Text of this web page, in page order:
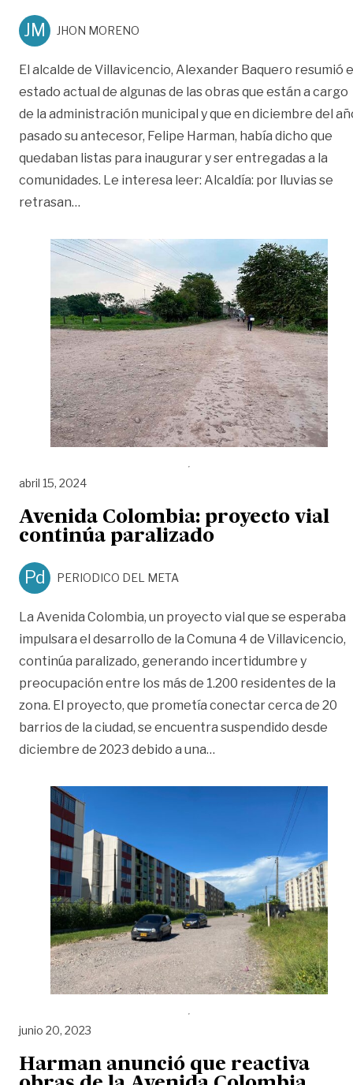
JM JHON MORENO
El alcalde de Villavicencio, Alexander Baquero resumió
estado actual de algunas de las obras que están a cargo
de la administración municipal y que en diciembre del
pasado su antecesor, Felipe Harman, había dicho que
quedaban listas para inaugurar y ser entregadas a la
comunidades. Le interesa leer: Alcaldía: por lluvias se
retrasan…
abril 15, 2024
Avenida Colombia: proyecto vial
continúa paralizado
Pd PERIODICO DEL META
La Avenida Colombia, un proyecto vial que se esperaba
impulsara el desarrollo de la Comuna 4 de Villavicencio,
continúa paralizado, generando incertidumbre y
preocupación entre los más de 1.200 residentes de la
zona. El proyecto, que prometía conectar cerca de 20
barrios de la ciudad, se encuentra suspendido desde
diciembre de 2023 debido a una…
junio 20, 2023
Harman anunció que reactiva